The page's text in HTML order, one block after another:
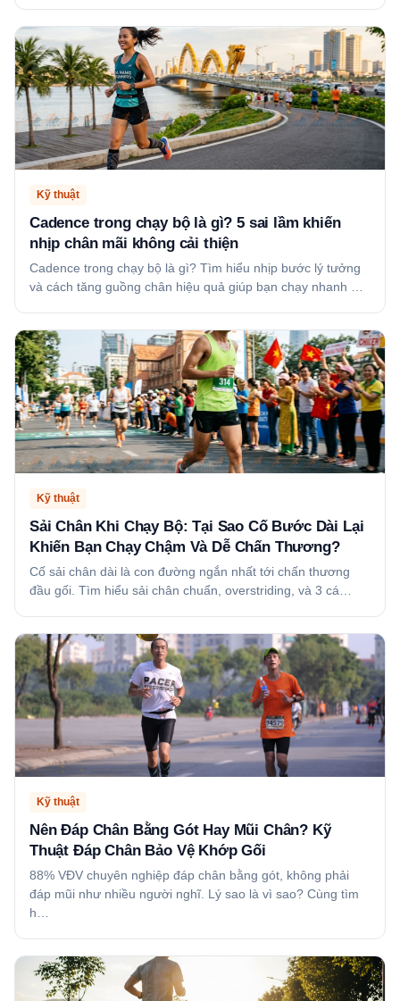
Kỹ thuật
Cadence trong chạy bộ là gì? 5 sai lầm khiến
nhịp chân mãi không cải thiện
Cadence trong chạy bộ là gì? Tìm hiểu nhịp bước lý tưởng
và cách tăng guồng chân hiệu quả giúp bạn chạy nhanh …
Kỹ thuật
Sải Chân Khi Chạy Bộ: Tại Sao Cố Bước Dài Lại
Khiến Bạn Chạy Chậm Và Dễ Chấn Thương?
Cố sải chân dài là con đường ngắn nhất tới chấn thương
đầu gối. Tìm hiểu sải chân chuẩn, overstriding, và 3 cá…
Kỹ thuật
Nên Đáp Chân Bằng Gót Hay Mũi Chân? Kỹ
Thuật Đáp Chân Bảo Vệ Khớp Gối
88% VĐV chuyên nghiệp đáp chân bằng gót, không phải
đáp mũi như nhiều người nghĩ. Lý sao là vì sao? Cùng tìm
h…